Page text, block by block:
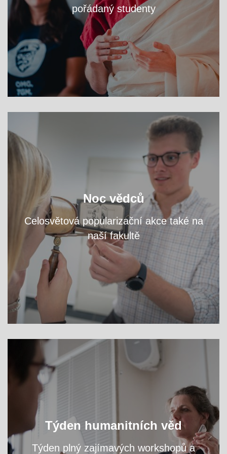
pořádaný studenty
VÍCE
Noc vědců
Celosvětová popularizační akce také na
naší fakultě
Navštivte fakultní areál a
zjistěte na workshopech
přednáškách, čím se tu zabýváme.
VÍCE
Týden humanitních věd
Týden plný zajímavých workshopů a
Oslavte s námi světový den filozofie a navštivte
přednášky a workshopy našich odborníků.